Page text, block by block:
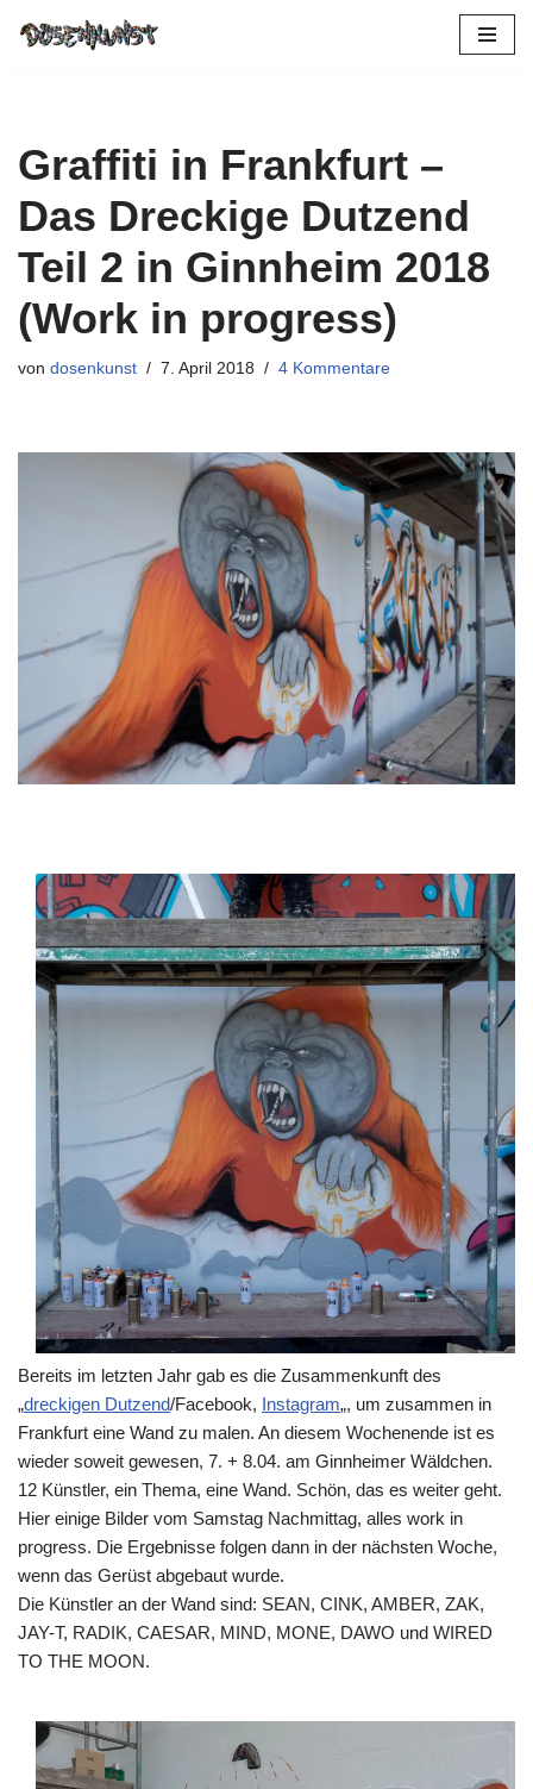
Graffiti in Frankfurt –
Das Dreckige Dutzend
Teil 2 in Ginnheim 2018
(Work in progress)
von dosenkunst 7. April 2018 4 Kommentare
Bereits im letzten Jahr gab es die Zusammenkunft des
„dreckigen Dutzend/Facebook, Instagram„, um zusammen in
Frankfurt eine Wand zu malen. An diesem Wochenende ist es
wieder soweit gewesen, 7. + 8.04. am Ginnheimer Wäldchen.
12 Künstler, ein Thema, eine Wand. Schön, das es weiter geht.
Hier einige Bilder vom Samstag Nachmittag, alles work in
progress. Die Ergebnisse folgen dann in der nächsten Woche,
wenn das Gerüst abgebaut wurde.
Die Künstler an der Wand sind: SEAN, CINK, AMBER, ZAK,
JAY-T, RADIK, CAESAR, MIND, MONE, DAWO und WIRED
TO THE MOON.